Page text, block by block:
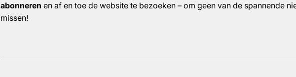
abonneren en af en toe de website te bezoeken – om geen van de spannende
missen!